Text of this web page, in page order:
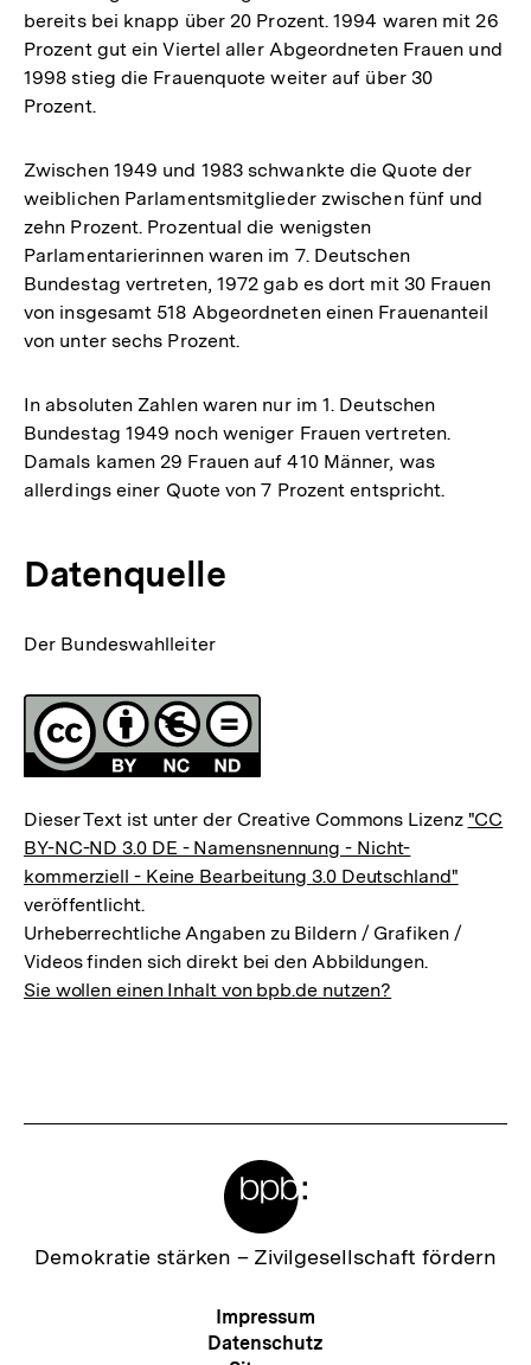
bereits bei knapp über 20 Prozent. 1994 waren mit 26
Prozent gut ein Viertel aller Abgeordneten Frauen und
1998 stieg die Frauenquote weiter auf über 30
Prozent.
Zwischen 1949 und 1983 schwankte die Quote der
weiblichen Parlamentsmitglieder zwischen fünf und
zehn Prozent. Prozentual die wenigsten
Parlamentarierinnen waren im 7. Deutschen
Bundestag vertreten, 1972 gab es dort mit 30 Frauen
von insgesamt 518 Abgeordneten einen Frauenanteil
von unter sechs Prozent.
In absoluten Zahlen waren nur im 1. Deutschen
Bundestag 1949 noch weniger Frauen vertreten.
Damals kamen 29 Frauen auf 410 Männer, was
allerdings einer Quote von 7 Prozent entspricht.
Datenquelle
Der Bundeswahlleiter
Fussnoten
Lizenz
Dieser Text ist unter der Creative Commons Lizenz "CC
BY-NC-ND 3.0 DE - Namensnennung - Nicht-
kommerziell - Keine Bearbeitung 3.0 Deutschland"
veröffentlicht.
Urheberrechtliche Angaben zu Bildern / Grafiken /
Videos finden sich direkt bei den Abbildungen.
Sie wollen einen Inhalt von bpb.de nutzen?
Zur
Demokratie stärken – Zivilgesellschaft fördern
Meta-
Navigation
Impressum
Datenschutz